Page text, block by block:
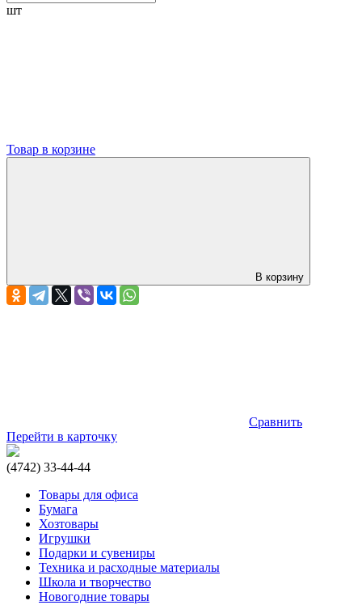
шт
Товар в корзине
В корзину
Сравнить
Перейти в карточку
(4742) 33-44-44
Товары для офиса
Бумага
Хозтовары
Игрушки
Подарки и сувениры
Техника и расходные материалы
Школа и творчество
Новогодние товары